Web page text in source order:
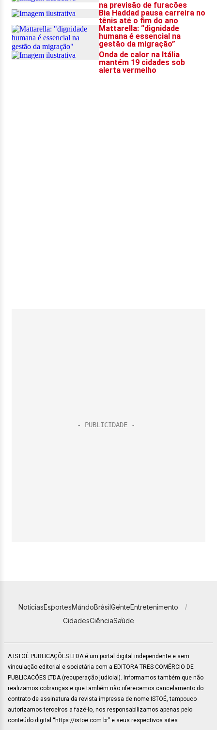
NotíciasEsportesMundoBrasilGenteEntretenimento
CidadesCiênciaSaúde
A ISTOÉ PUBLICAÇÕES LTDA é um portal digital independente e sem
vinculação editorial e societária com a EDITORA TRES COMÉRCIO DE
PUBLICACÕES LTDA (recuperação judicial). Informamos também que não
realizamos cobranças e que também não oferecemos cancelamento do
contrato de assinatura da revista impressa de nome ISTOÉ, tampouco
autorizamos terceiros a fazê-lo, nos responsabilizamos apenas pelo
conteúdo digital “https://istoe.com.br” e seus respectivos sites.